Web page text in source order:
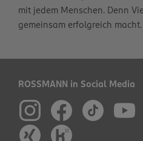
mit jedem Menschen. Denn
gemeinsam erfolgreich macht.
ROSSMANN in Social Media